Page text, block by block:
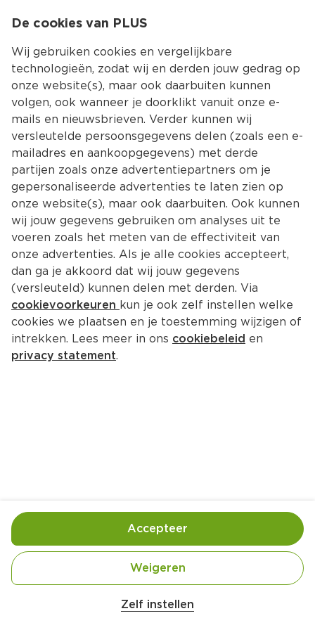
Kies jouw
Terug Producten
De keukenhulpjes Glas (320ml)
Per Stuk 1 st
Over onze prijs- en productinformatie
De cookies van PLUS
Wij gebruiken cookies en vergelijkbare
technologieën, zodat wij en derden jouw gedrag op
onze website(s), maar ook daarbuiten kunnen
volgen, ook wanneer je doorklikt vanuit onze e-
mails en nieuwsbrieven. Verder kunnen wij
versleutelde persoonsgegevens delen (zoals een e-
mailadres en aankoopgegevens) met derde
partijen zoals onze advertentiepartners om je
gepersonaliseerde advertenties te laten zien op
onze website(s), maar ook daarbuiten. Ook kunnen
wij jouw gegevens gebruiken om analyses uit te
voeren zoals het meten van de effectiviteit van
onze advertenties. Als je alle cookies accepteert,
dan ga je akkoord dat wij jouw gegevens
(versleuteld) kunnen delen met derden. Via
cookievoorkeuren kun je ook zelf instellen welke
cookies we plaatsen en je toestemming wijzigen of
intrekken. Lees meer in ons cookiebeleid en
privacy statement.
Zelf instellen
Weigeren
Accepteer